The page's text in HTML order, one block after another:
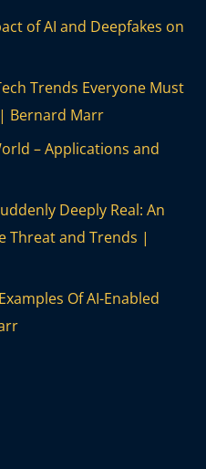
of AI and Deepfakes on
Trends Everyone Must
Bernard Marr
– Applications and
Deeply Real: An
Threat and Trends |
Of AI-Enabled